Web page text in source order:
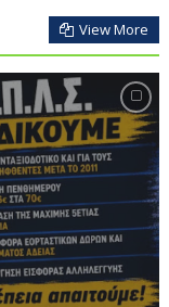
View More